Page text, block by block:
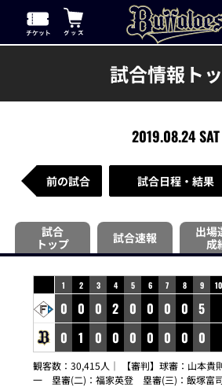
試合情報ト
2019.08.24 SAT
前の試合 試合日程・結果
試合
トップ
試合速報
出場
成
1 2 3 4 5 6 7 8 9 10
0 0 0 2 0 0 0 0 5
0
1 0 0 0 0 0 0 0
観客数：30,415人｜ 【審判】球審：山本
一 塁審(二)：福家英登 塁審(三)：飯塚富